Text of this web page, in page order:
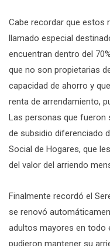
Cabe recordar que estos
llamado especial
encuentran dentro del
que no son propietarias
capacidad de ahorro y
renta de arrendamiento,
Las personas que
de subsidio diferenciado
Social de Hogares, que
del valor del arriendo
Finalmente recordó el
se renovó
adultos mayores en todo
pudieron mantener su